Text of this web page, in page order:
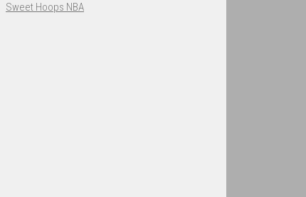
Sweet Hoops NBA